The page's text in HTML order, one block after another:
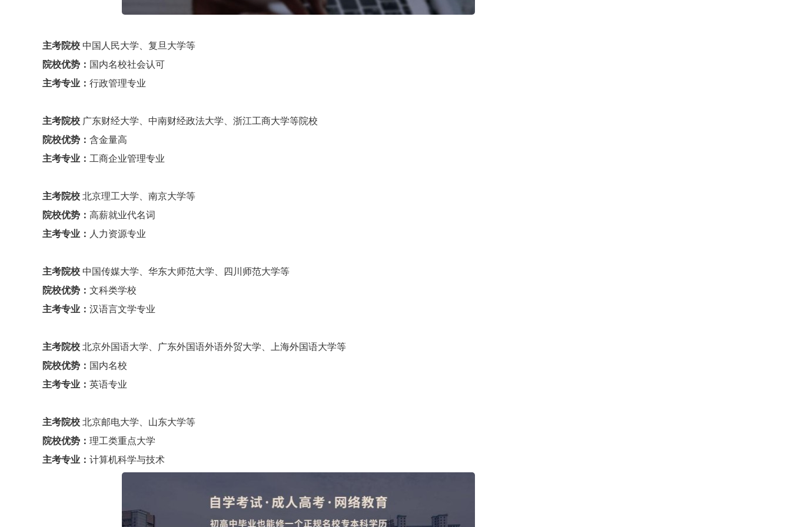
主考院校 中国人民大学、复旦大学等
院校优势： 国内名校社会认可
主考专业： 行政管理专业
主考院校 广东财经大学、中南财经政法大学、浙江工商大学等院校
院校优势： 含金量高
主考专业： 工商企业管理专业
主考院校 北京理工大学、南京大学等
院校优势： 高薪就业代名词
主考专业： 人力资源专业
主考院校 中国传媒大学、华东大师范大学、四川师范大学等
院校优势： 文科类学校
主考专业： 汉语言文学专业
主考院校 北京外国语大学、广东外国语外语外贸大学、上海外国语大学等
院校优势： 国内名校
主考专业： 英语专业
主考院校 北京邮电大学、山东大学等
院校优势： 理工类重点大学
主考专业： 计算机科学与技术